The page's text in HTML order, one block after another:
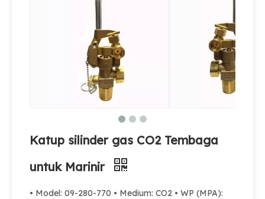
Katup silinder gas CO2 Tembaga
untuk Marinir
• Model: 09-280-770 • Medium: CO2 • WP (MPA):